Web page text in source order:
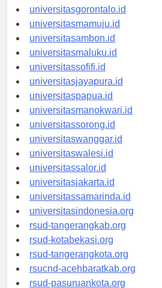
universitaskendari.id
universitasgorontalo.id
universitasmamuju.id
universitasambon.id
universitasmaluku.id
universitassofifi.id
universitasjayapura.id
universitaspapua.id
universitasmanokwari.id
universitassorong.id
universitaswanggar.id
universitaswalesi.id
universitassalor.id
universitasjakarta.id
universitassamarinda.id
universitasindonesia.org
rsud-tangerangkab.org
rsud-kotabekasi.org
rsud-tangerangkota.org
rsucnd-acehbaratkab.org